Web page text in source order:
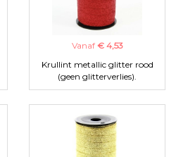
Vanaf € 4,53
Krullint metallic glitter rood
(geen glitterverlies).